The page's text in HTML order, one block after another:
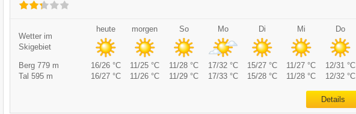
Wetter im
Skigebiet
heute morgen So Mo Di Mi Do
Berg 779 m 16/26 °C 11/25 °C 11/28 °C 17/32 °C 15/27 °C 11/27 °C
12/31 °C
Tal 595 m
16/27 °C 11/26 °C 11/29 °C 17/33 °C 15/28 °C 11/28 °C 12/32 °C
Details